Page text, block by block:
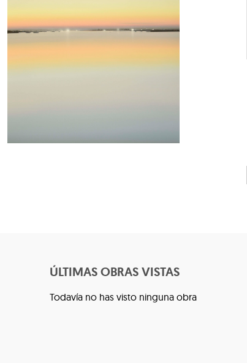
ÚLTIMAS OBRAS VISTAS
Todavía no has visto ninguna obra